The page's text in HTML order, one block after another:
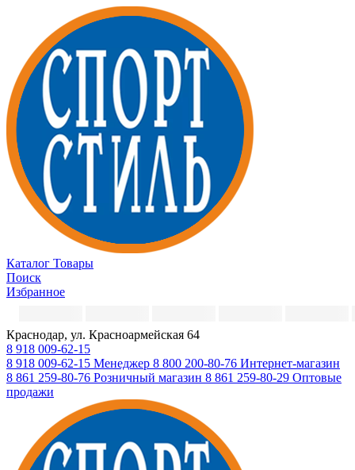
Каталог Товары
Поиск
Избранное
Краснодар, ул. Красноармейская 64
8 918 009-62-15
8 918 009-62-15 Менеджер 8 800 200-80-76 Интернет-магазин
8 861 259-80-76 Розничный магазин 8 861 259-80-29 Оптовые
продажи